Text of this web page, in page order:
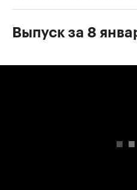
Выпуск за 8